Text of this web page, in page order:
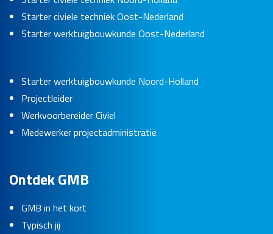
Starter civiele techniek Oost-Nederland
Starter werktuigbouwkunde Oost-Nederland
Starter werktuigbouwkunde Noord-Holland
Projectleider
Werkvoorbereider Civiel
Medewerker projectadministratie
Ontdek GMB
GMB in het kort
Typisch jij